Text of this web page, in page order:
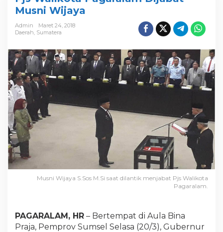
Musni Wijaya
Admin
Maret 24, 2018
Daerah, Sumatera
Musni Wijaya S.Sos M.Si saat dilantik menjabat Pjs Walikota
Pagaralam.
PAGARALAM, HR – Bertempat di Aula Bina
Praja, Pemprov Sumsel Selasa (20/3), Gubernur